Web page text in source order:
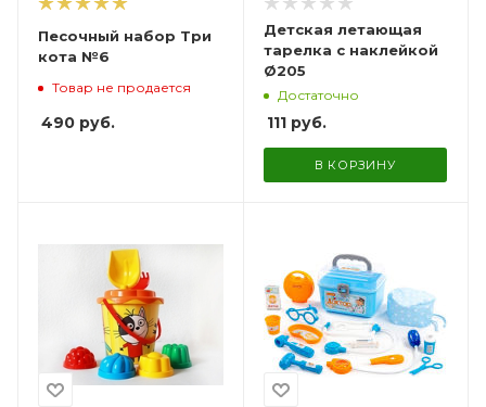
Песочный набор Три
кота №6
Товар не продается
490 руб.
Детская летающая
тарелка с наклейкой
Ø205
Достаточно
111руб.
В КОРЗИНУ